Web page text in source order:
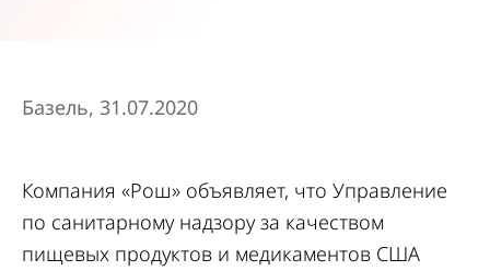
Базель, 31.07.2020
Компания «Рош» объявляет, что Управление
по санитарному надзору за качеством
пищевых продуктов и медикаментов США